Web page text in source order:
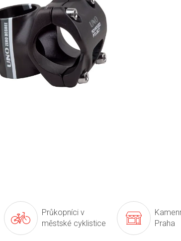
Průkopníci v
městské cyklistice
Praha